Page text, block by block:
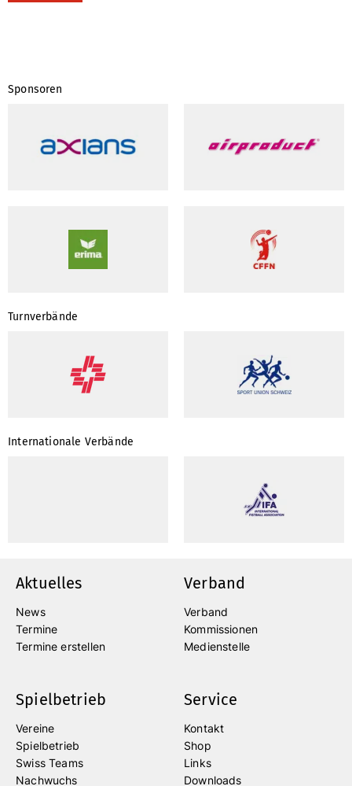
Sponsoren
Turnverbände
Internationale Verbände
Aktuelles
News
Termine
Termine erstellen
Verband
Verband
Kommissionen
Medienstelle
Spielbetrieb
Vereine
Spielbetrieb
Swiss Teams
Nachwuchs
Service
Kontakt
Shop
Links
Downloads